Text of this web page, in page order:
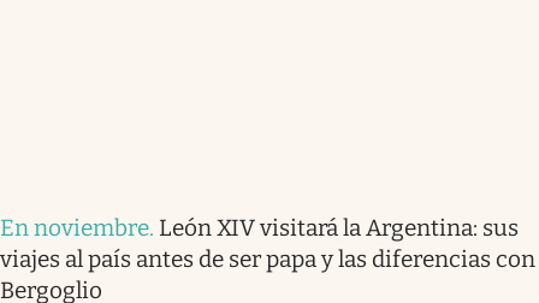
En noviembre. León XIV visitará la Argentina: sus
viajes al país antes de ser papa y las diferencias con
Bergoglio